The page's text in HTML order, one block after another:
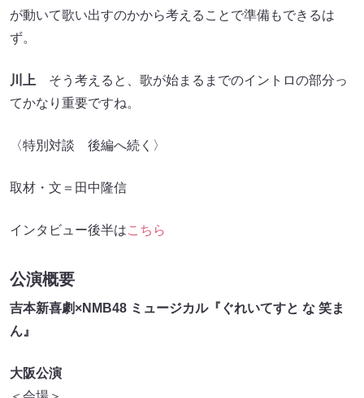
が動いて歌い出すのかから考えることで準備もできるは
ず。
川上 そう考えると、歌が始まるまでのイントロの部分っ
てかなり重要ですね。
〈特別対談 後編へ続く〉
取材・文＝田中隆信
インタビュー後半はこちら
公演概要
吉本新喜劇×NMB48 ミュージカル『ぐれいてすと な 笑ま
ん』
大阪公演